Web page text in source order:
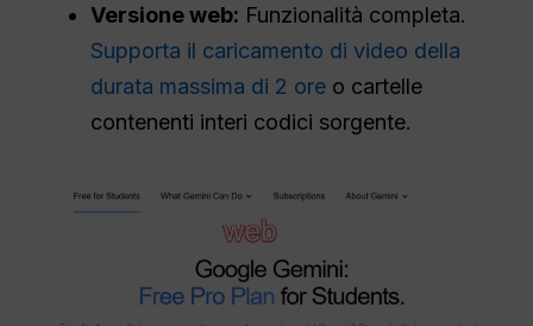
Versione web: Funzionalità completa.
Supporta il caricamento di video della
durata massima di 2 ore o cartelle
contenenti interi codici sorgente.